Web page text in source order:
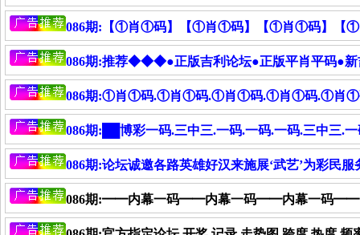
086期:【①肖①码】【①肖①码】【①肖①码】【①
086期:推荐◆◆◆●正版吉利论坛●正版平肖平码●
086期:①肖①码.①肖①码.①肖①码.①肖①码.①肖①
086期:██博彩一码.三中三.一码.一码.一码.三中三.
086期:论坛诚邀各路英雄好汉来施展‘武艺’为彩民
086期:━━内幕一码━━内幕一码━━内幕一码